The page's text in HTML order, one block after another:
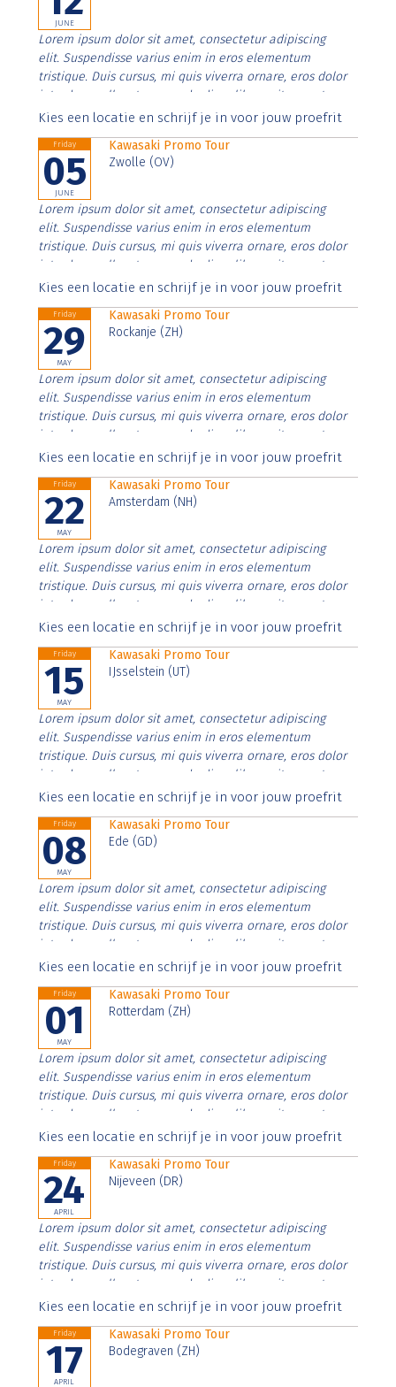
JUNE
Lorem ipsum dolor sit amet, consectetur adipiscing
elit. Suspendisse varius enim in eros elementum
tristique. Duis cursus, mi quis viverra ornare, eros dolor
interdum nulla, ut commodo diam libero vitae erat.
Aenean faucibus nibh et justo cursus id rutrum lorem
Kies een locatie en schrijf je in voor jouw proefrit
Friday
05
JUNE
Kawasaki Promo Tour
Zwolle (OV)
Lorem ipsum dolor sit amet, consectetur adipiscing
elit. Suspendisse varius enim in eros elementum
tristique. Duis cursus, mi quis viverra ornare, eros dolor
interdum nulla, ut commodo diam libero vitae erat.
Aenean faucibus nibh et justo cursus id rutrum lorem
Kies een locatie en schrijf je in voor jouw proefrit
Friday
29
MAY
Kawasaki Promo Tour
Rockanje (ZH)
Lorem ipsum dolor sit amet, consectetur adipiscing
elit. Suspendisse varius enim in eros elementum
tristique. Duis cursus, mi quis viverra ornare, eros dolor
interdum nulla, ut commodo diam libero vitae erat.
Aenean faucibus nibh et justo cursus id rutrum lorem
Kies een locatie en schrijf je in voor jouw proefrit
Friday
22
MAY
Kawasaki Promo Tour
Amsterdam (NH)
Lorem ipsum dolor sit amet, consectetur adipiscing
elit. Suspendisse varius enim in eros elementum
tristique. Duis cursus, mi quis viverra ornare, eros dolor
interdum nulla, ut commodo diam libero vitae erat.
Aenean faucibus nibh et justo cursus id rutrum lorem
Kies een locatie en schrijf je in voor jouw proefrit
Friday
15
MAY
Kawasaki Promo Tour
IJsselstein (UT)
Lorem ipsum dolor sit amet, consectetur adipiscing
elit. Suspendisse varius enim in eros elementum
tristique. Duis cursus, mi quis viverra ornare, eros dolor
interdum nulla, ut commodo diam libero vitae erat.
Aenean faucibus nibh et justo cursus id rutrum lorem
Kies een locatie en schrijf je in voor jouw proefrit
Friday
08
MAY
Kawasaki Promo Tour
Ede (GD)
Lorem ipsum dolor sit amet, consectetur adipiscing
elit. Suspendisse varius enim in eros elementum
tristique. Duis cursus, mi quis viverra ornare, eros dolor
interdum nulla, ut commodo diam libero vitae erat.
Aenean faucibus nibh et justo cursus id rutrum lorem
Kies een locatie en schrijf je in voor jouw proefrit
Friday
01
MAY
Kawasaki Promo Tour
Rotterdam (ZH)
Lorem ipsum dolor sit amet, consectetur adipiscing
elit. Suspendisse varius enim in eros elementum
tristique. Duis cursus, mi quis viverra ornare, eros dolor
interdum nulla, ut commodo diam libero vitae erat.
Aenean faucibus nibh et justo cursus id rutrum lorem
Kies een locatie en schrijf je in voor jouw proefrit
Friday
24
APRIL
Kawasaki Promo Tour
Nijeveen (DR)
Lorem ipsum dolor sit amet, consectetur adipiscing
elit. Suspendisse varius enim in eros elementum
tristique. Duis cursus, mi quis viverra ornare, eros dolor
interdum nulla, ut commodo diam libero vitae erat.
Aenean faucibus nibh et justo cursus id rutrum lorem
Kies een locatie en schrijf je in voor jouw proefrit
Friday
17
APRIL
Kawasaki Promo Tour
Bodegraven (ZH)